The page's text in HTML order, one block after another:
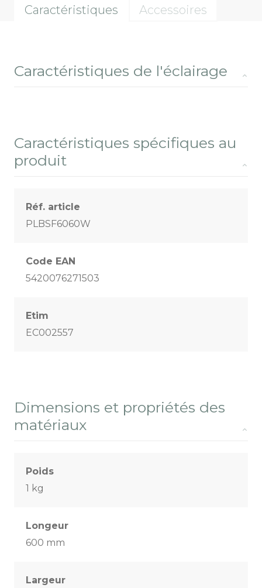
Caractéristiques Accessoires
Caractéristiques de l'éclairage
Caractéristiques spécifiques au
produit
Réf. article
PLBSF6060W
Code EAN
5420076271503
Etim
EC002557
Dimensions et propriétés des
matériaux
Poids
1 kg
Longeur
600 mm
Largeur